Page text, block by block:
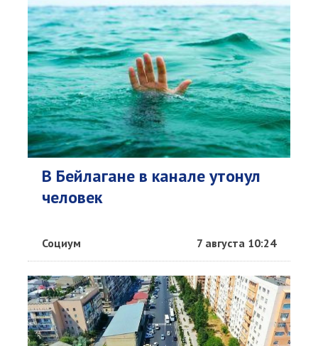
В Бейлагане в канале утонул
человек
Социум 7 августа 10:24